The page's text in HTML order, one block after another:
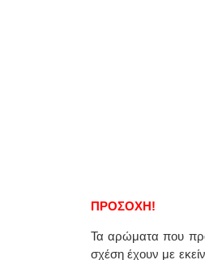
ΠΡΟΣΟΧΗ!
Τα αρώματα που
σχέση έχουν με